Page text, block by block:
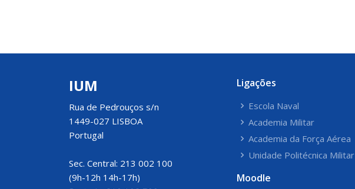
IUM
Rua de Pedrouços s/n
1449-027 LISBOA
Portugal
Sec. Central: 213 002 100
(9h-12h 14h-17h)
Ligações
Escola Naval
Academia Militar
Academia da Força Aérea
Unidade Politécnica Militar
Moodle